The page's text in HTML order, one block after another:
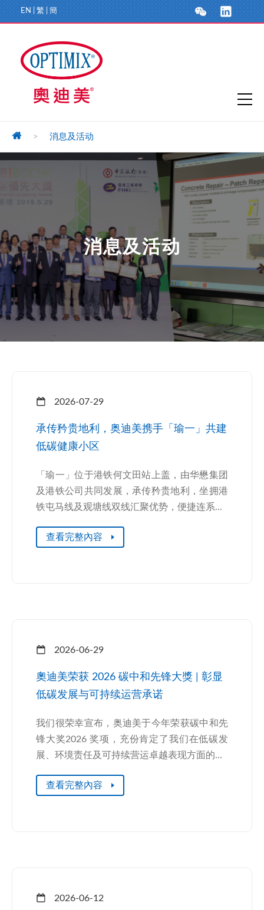
EN 繁 簡
> 消息及活动
消息及活动
2026-07-29
承传矜贵地利，奥迪美携手「瑜一」共建
低碳健康小区
「瑜一」位于港铁何文田站上盖，由华懋集团
及港铁公司共同发展，承传矜贵地利，坐拥港
铁屯马线及观塘线双线汇聚优势，便捷连系...
查看完整內容
2026-06-29
奧迪美荣获 2026 碳中和先锋大獎 | 彰显
低碳发展与可持续运营承诺
我们很荣幸宣布，奥迪美于今年荣获碳中和先
锋大奖2026 奖项，充份肯定了我们在低碳发
展、环境责任及可持续营运卓越表现方面的...
查看完整內容
2026-06-12